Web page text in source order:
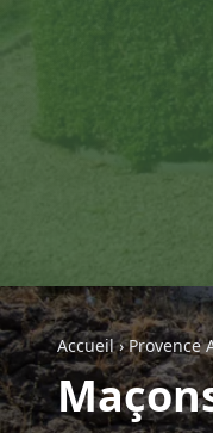
Accueil›Provence